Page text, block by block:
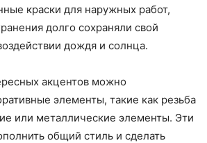
краски для наружных работ,
долго сохраняли свой
дождя и солнца.
акцентов можно
элементы, такие как резьба
или металлические элементы. Эти
общий стиль и сделать